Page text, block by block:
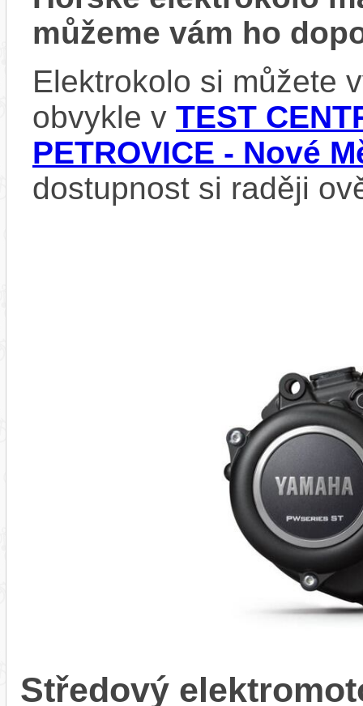
můžeme vám ho
Elektrokolo si můžete
obvykle v TEST
PETROVICE - Nové
dostupnost si raději
Středový